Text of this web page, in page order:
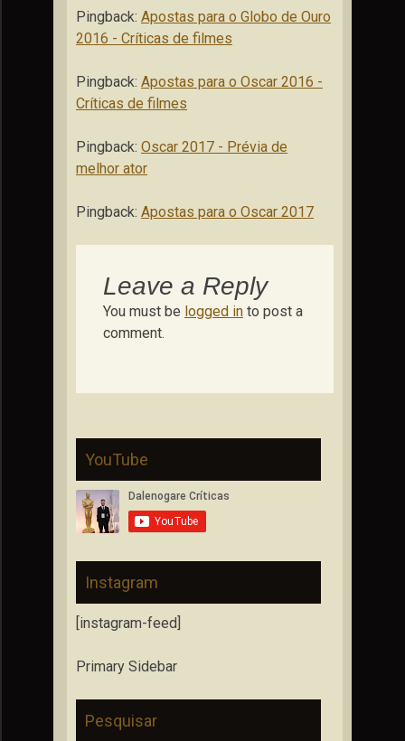
Pingback: Apostas para o Globo de Ouro
2016 - Críticas de filmes
Pingback: Apostas para o Oscar 2016 -
Críticas de filmes
Pingback: Oscar 2017 - Prévia de
melhor ator
Pingback: Apostas para o Oscar 2017
Leave a Reply
You must be logged in to post a
comment.
YouTube
Instagram
[instagram-feed]
Primary Sidebar
Pesquisar